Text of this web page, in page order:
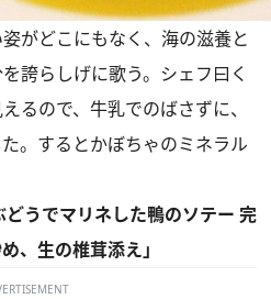
がどこにもなく、海の滋養と
誇らしげに歌う。シェフ曰く
るので、牛乳でのばさずに、
。するとかぼちゃのミネラル
うでマリネした鴨のソテー 完
、生の椎茸添え」